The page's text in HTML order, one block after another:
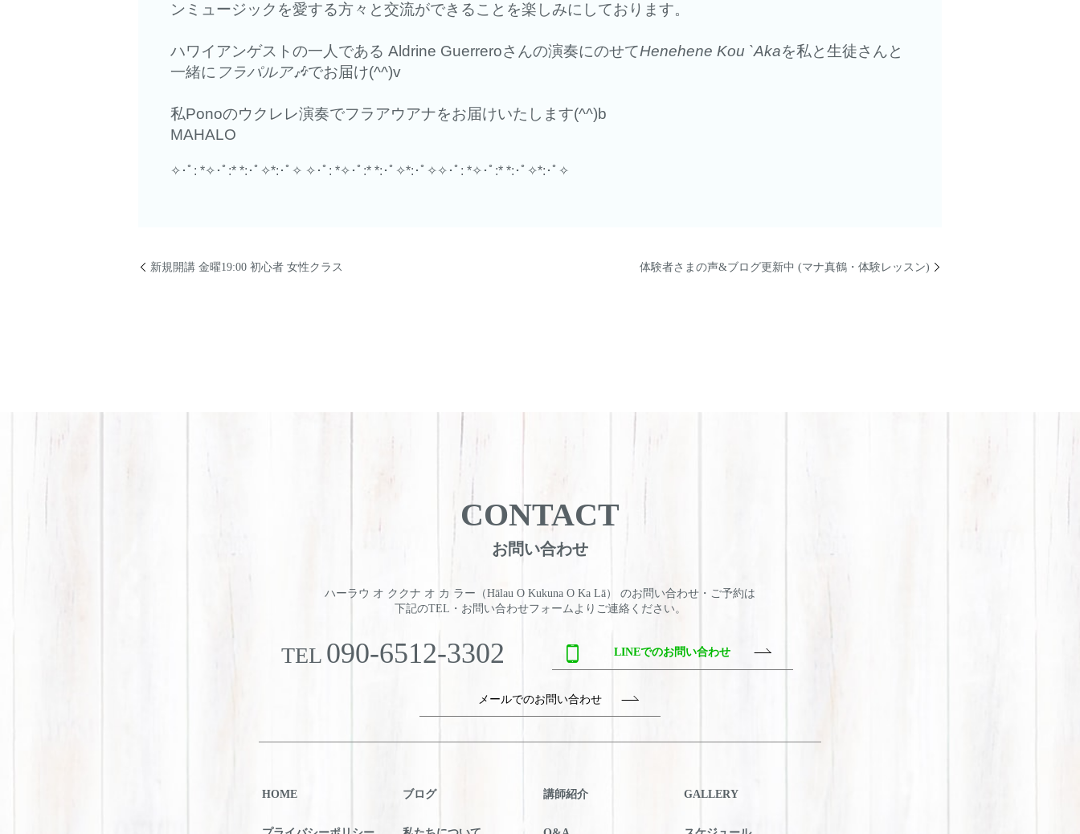
ンミュージックを愛する方々と交流ができることを楽しみにしております。
ハワイアンゲストの一人である Aldrine Guerreroさんの演奏にのせてHenehene Kou `Akaを私と生徒さんと
一緒に フラパルア🎶でお届け(^^)v
私Ponoのウクレレ演奏でフラアウアナをお届けいたします(^^)b
MAHALO
✧･ﾟ: *✧･ﾟ:* *:･ﾟ✧*:･ﾟ✧ ✧･ﾟ: *✧･ﾟ:* *:･ﾟ✧*:･ﾟ✧✧･ﾟ: *✧･ﾟ:* *:･ﾟ✧*:･ﾟ✧
新規開講 金曜19:00 初心者 女性クラス 体験者さまの声&ブログ更新中 (マナ真鶴・体験レッスン)
CONTACT
お問い合わせ
ハーラウ オ ククナ オ カ ラー（Hālau O Kukuna O Ka Lā） のお問い合わせ・ご予約は
下記のTEL・お問い合わせフォームよりご連絡ください。
TEL 090-6512-3302 LINEでのお問い合わせ
メールでのお問い合わせ
HOME ブログ 講師紹介 GALLERY